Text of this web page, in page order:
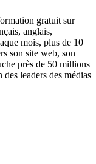
gratuit sur
anglais,
mois, plus de 10
son site web, son
près de 50 millions
leaders des médias